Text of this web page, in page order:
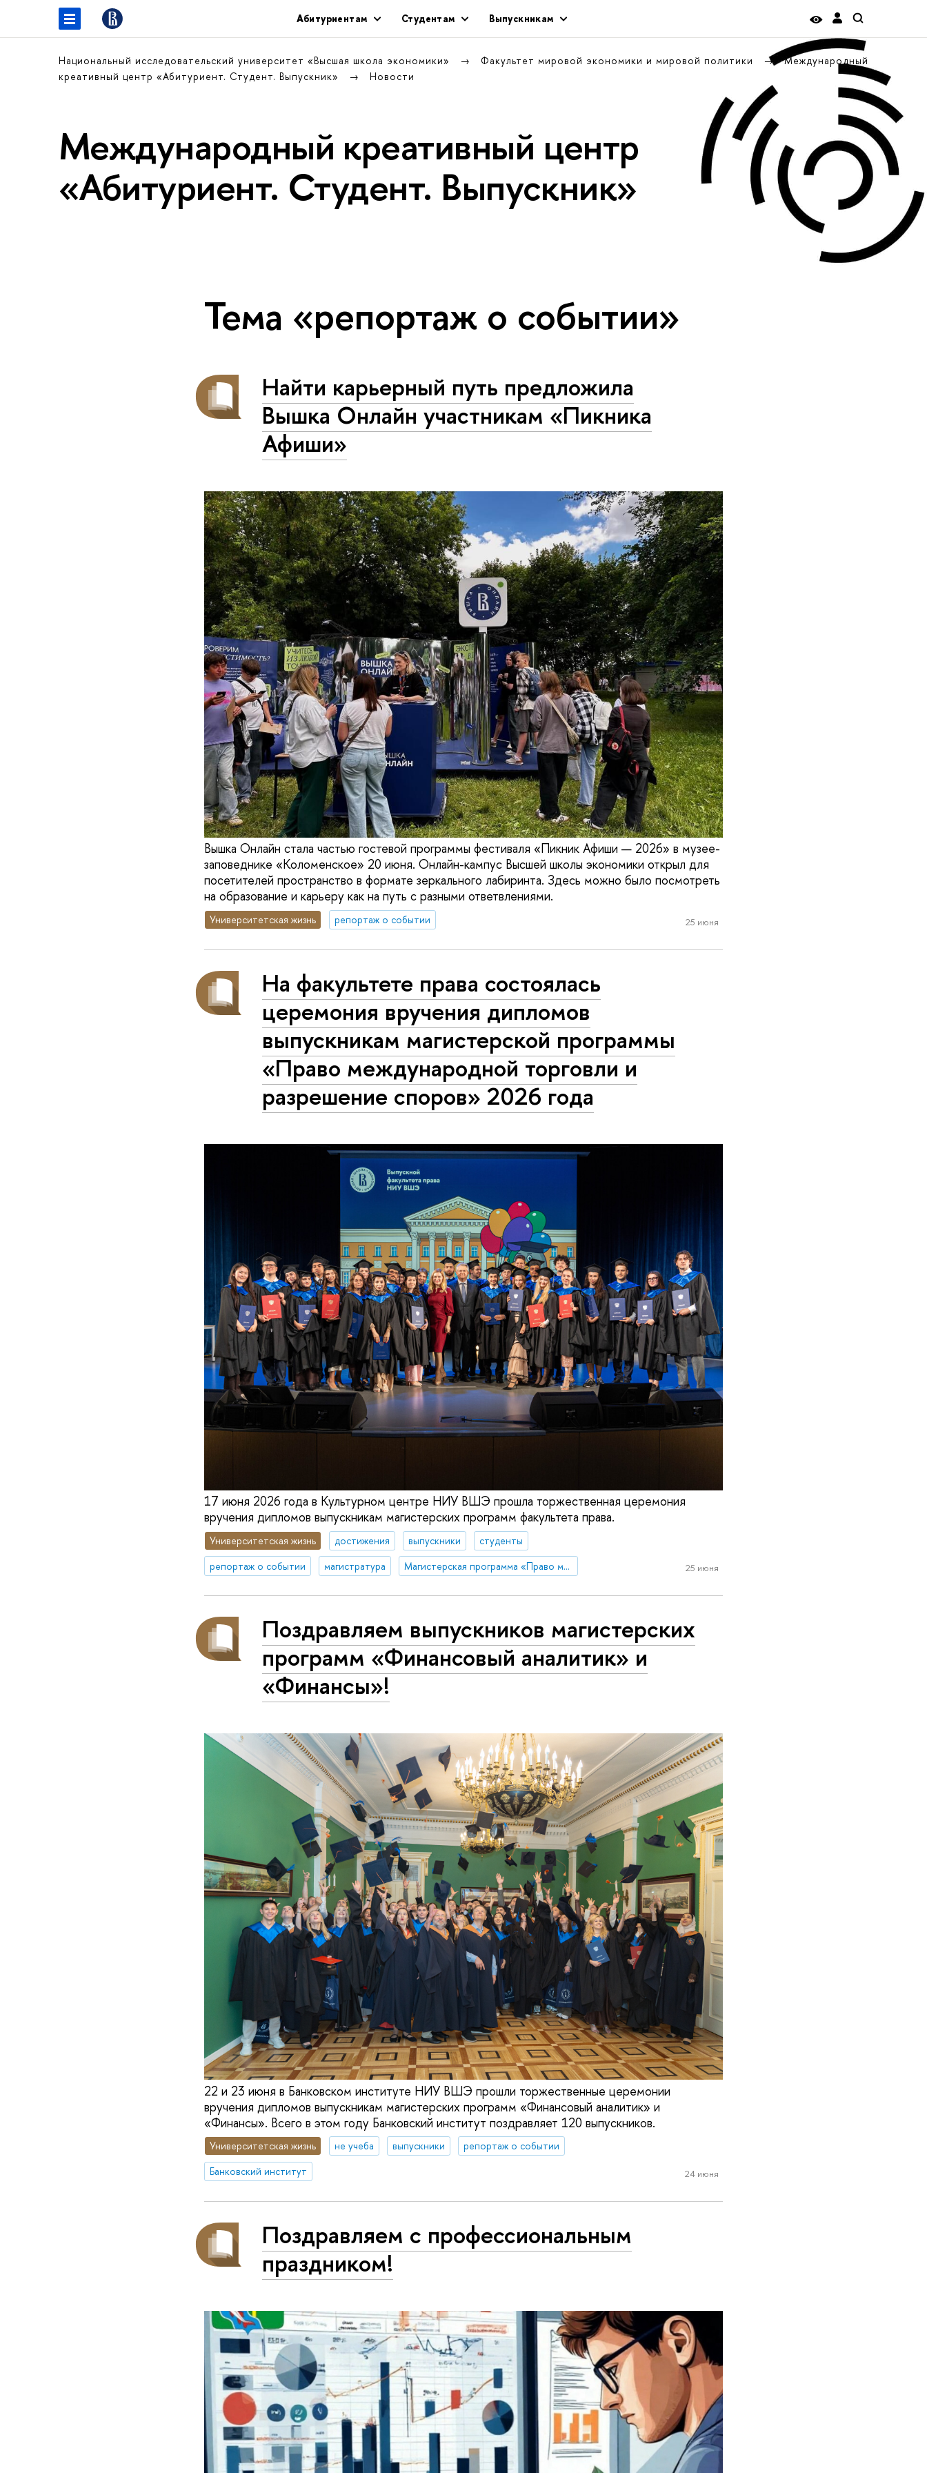
Абитуриентам Студентам Выпускникам
Национальный исследовательский университет «Высшая школа экономики» Факультет мировой экономики и мировой политики
Международный
креативный центр «Абитуриент. Студент. Выпускник»
Новости
Международный креативный центр
«Абитуриент. Студент. Выпускник»
Тема «репортаж о событии»
Найти карьерный путь предложила
Вышка Онлайн участникам «Пикника
Афиши»
Вышка Онлайн стала частью гостевой программы фестиваля «Пикник Афиши — 2026» в музее-
заповеднике «Коломенское» 20 июня. Онлайн-кампус Высшей школы экономики открыл для
посетителей пространство в формате зеркального лабиринта. Здесь можно было посмотреть
на образование и карьеру как на путь с разными ответвлениями.
Университетская жизнь репортаж о событии 25 июня
На факультете права состоялась
церемония вручения дипломов
выпускникам магистерской программы
«Право международной торговли и
разрешение споров» 2026 года
17 июня 2026 года в Культурном центре НИУ ВШЭ прошла торжественная церемония
вручения дипломов выпускникам магистерских программ факультета права.
Университетская жизнь достижения выпускники
студенты
репортаж о событии
магистратура Магистерская программа «Право международной торговли и разрешение споров/Law of International Trade and Dispute Resolution» 25 июня
Поздравляем выпускников магистерских
программ «Финансовый аналитик» и
«Финансы»!
22 и 23 июня в Банковском институте НИУ ВШЭ прошли торжественные церемонии
вручения дипломов выпускникам магистерских программ «Финансовый аналитик» и
«Финансы». Всего в этом году Банковский институт поздравляет 120 выпускников.
Университетская жизнь не учеба выпускники
репортаж о событии
Банковский институт
24 июня
Поздравляем с профессиональным
праздником!